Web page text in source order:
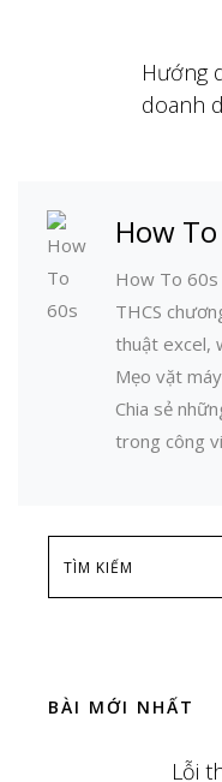
Hướng
doanh
How
How To 60s
THCS
thuật excel,
Mẹo vặt
Chia sẻ
trong công
BÀI MỚI NHẤT
Lỗi